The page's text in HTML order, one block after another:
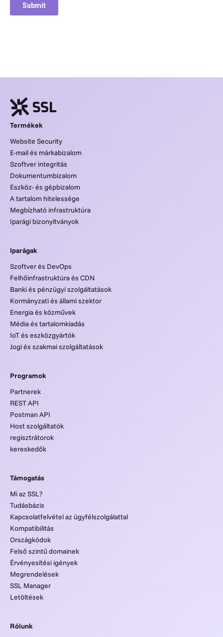
Termékek
Website Security
E-mail és márkabizalom
Szoftver integritás
Dokumentumbizalom
Eszköz- és gépbizalom
A tartalom hitelessége
Megbízható infrastruktúra
Iparági bizonyítványok
Iparágak
Szoftver és DevOps
Felhőinfrastruktúra és CDN
Banki és pénzügyi szolgáltatások
Kormányzati és állami szektor
Energia és közművek
Média és tartalomkiadás
IoT és eszközgyártók
Jogi és szakmai szolgáltatások
Programok
Partnerek
REST API
Postman API
Host szolgáltatók
regisztrátorok
kereskedők
Támogatás
Mi az SSL?
Tudásbázis
Kapcsolatfelvétel az ügyfélszolgálattal
Kompatibilitás
Országkódok
Felső szintű domainek
Érvényesítési igények
Megrendelések
SSL Manager
Letöltések
Rólunk